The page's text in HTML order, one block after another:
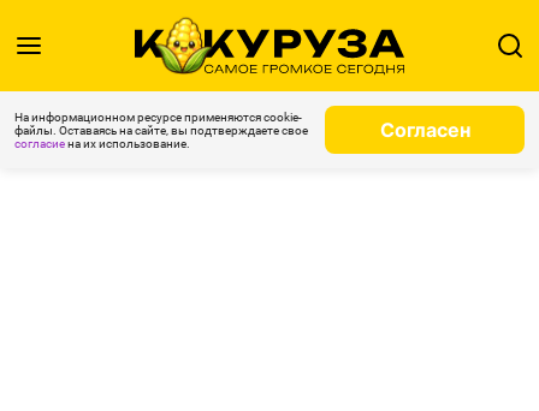
На информационном ресурсе применяются cookie-
файлы. Оставаясь на сайте, вы подтверждаете свое
согласиена их использование.
Согласен